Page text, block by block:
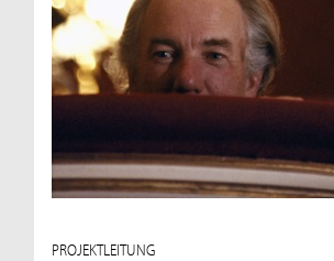
PROJEKTLEITUNG